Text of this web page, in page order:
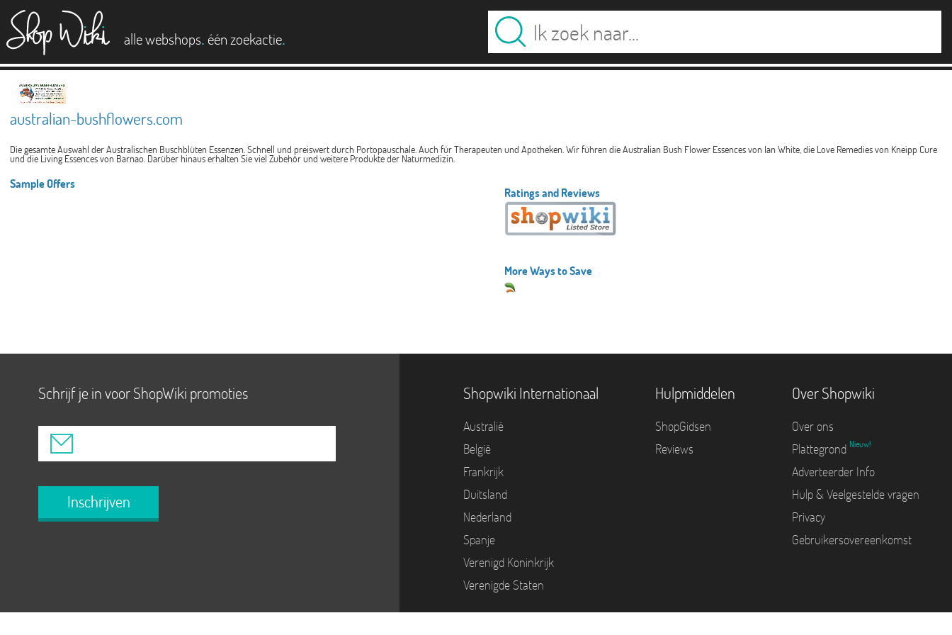
alle webshops. één zoekactie.
australian-bushflowers.com
Die gesamte Auswahl der Australischen Buschblüten Essenzen. Schnell und preiswert durch Portopauschale. Auch für Therapeuten und Apotheken. Wir führen die Australian Bush Flower Essences von Ian White, die Love Remedies von Kneipp Cure
und die Living Essences von Barnao. Darüber hinaus erhalten Sie viel Zubehör und weitere Produkte der Naturmedizin.
Sample Offers
Ratings and Reviews
More Ways to Save
Schrijf je in voor ShopWiki promoties
Inschrijven
Shopwiki Internationaal
Australië
België
Frankrijk
Duitsland
Nederland
Spanje
Verenigd Koninkrijk
Verenigde Staten
Hulpmiddelen
ShopGidsen
Reviews
Over Shopwiki
Over ons
Plattegrond Nieuw!
Adverteerder Info
Hulp & Veelgestelde vragen
Privacy
Gebruikersovereenkomst